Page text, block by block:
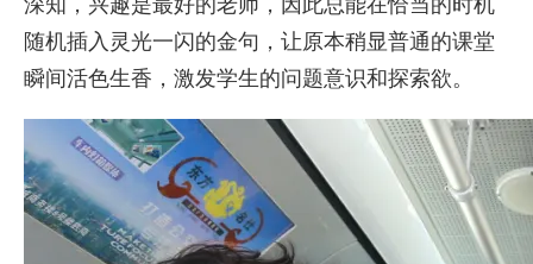
深知，兴趣是最好的老师，因此总能在恰当的时机
随机插入灵光一闪的金句，让原本稍显普通的课堂
瞬间活色生香，激发学生的问题意识和探索欲。